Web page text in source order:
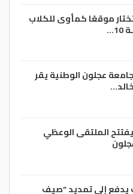
موقعًا كمأوى للكلاب
عجلون الوطنية يقر
الملتقى الوعظي
يدفع إلى تمديد “صيف